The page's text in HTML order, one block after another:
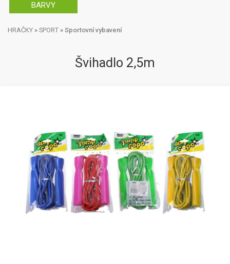
BARVY
HRAČKY » SPORT » Sportovní vybavení
Švihadlo 2,5m